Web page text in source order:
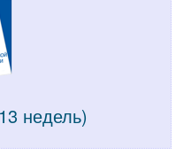
недель)